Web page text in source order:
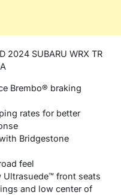
2024 SUBARU WRX TR
Brembo® braking
rates for better
Bridgestone
feel
Ultrasuede™ front seats
and low center of